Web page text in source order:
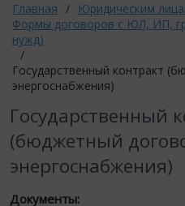
Главная / Юридическим
Формы договоров с ЮЛ, ИП,
нужд)
/
Государственный контракт
энергоснабжения)
Государственный
(бюджетный
энергоснабжения)
Документы: